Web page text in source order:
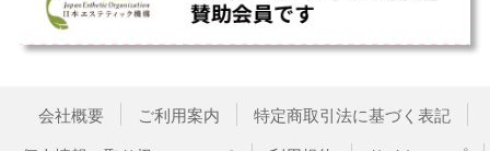
会社概要 ご利用案内
特定商取引法に基づく表記